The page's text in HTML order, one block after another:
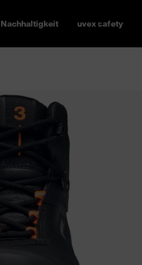
Nachhaltigkeit uvex safety